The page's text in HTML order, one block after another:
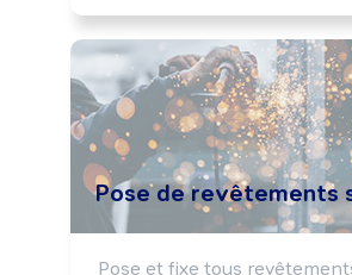
Pose de revêtements
Pose et fixe tous